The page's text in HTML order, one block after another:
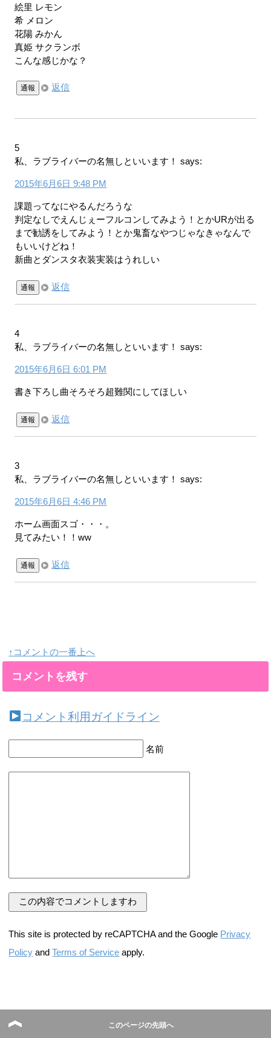
絵里 レモン
希 メロン
花陽 みかん
真姫 サクランボ
こんな感じかな？
通報 返信
5
私、ラブライバーの名無しといいます！
says:
2015年6月6日 9:48 PM
課題ってなにやるんだろうな
判定なしでえんじぇーフルコンしてみよう！とかURが出る
まで勧誘をしてみよう！とか鬼畜なやつじゃなきゃなんで
もいいけどね！
新曲とダンスタ衣装実装はうれしい
通報 返信
4
私、ラブライバーの名無しといいます！
says:
2015年6月6日 6:01 PM
書き下ろし曲そろそろ超難関にしてほしい
通報 返信
3
私、ラブライバーの名無しといいます！
says:
2015年6月6日 4:46 PM
ホーム画面スゴ・・・。
見てみたい！！ww
通報 返信
↑コメントの一番上へ
コメントを残す
コメント利用ガイドライン
名前
This site is protected by reCAPTCHA and the Google Privacy
Policy andTerms of Service apply.
このページの先頭へ